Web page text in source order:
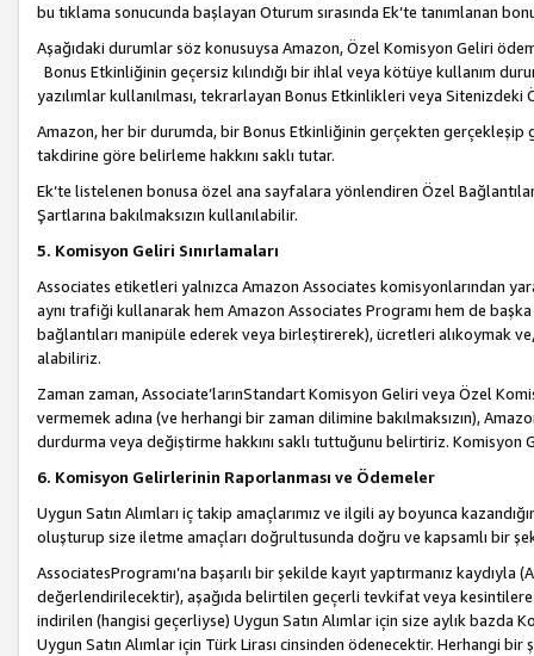
bu tıklama sonucunda başlayan Oturum sırasında Ek’te tanımlanan
Aşağıdaki durumlar söz konusuysa Amazon, Özel Komisyon Geliri
Bonus Etkinliğinin geçersiz kılındığı bir ihlal veya kötüye kullanım
yazılımlar kullanılması, tekrarlayan Bonus Etkinlikleri veya
Amazon, her bir durumda, bir Bonus Etkinliğinin gerçekten gerçekleşip
takdirine göre belirleme hakkını saklı tutar.
Ek’te listelenen bonusa özel ana sayfalara yönlendiren Özel
Şartlarına bakılmaksızın kullanılabilir.
5. Komisyon Geliri Sınırlamaları
Associates etiketleri yalnızca Amazon Associates komisyonlarından
aynı trafiği kullanarak hem Amazon Associates Programı hem de
bağlantıları manipüle ederek veya birleştirerek), ücretleri alıkoymak
alabiliriz.
Zaman zaman, Associate’larınStandart Komisyon Geliri veya Özel
vermemek adına (ve herhangi bir zaman dilimine bakılmaksızın),
durdurma veya değiştirme hakkını saklı tuttuğunu belirtiriz. Komisyon
6. Komisyon Gelirlerinin Raporlanması ve Ödemeler
Uygun Satın Alımları iç takip amaçlarımız ve ilgili ay boyunca
oluşturup size iletme amaçları doğrultusunda doğru ve kapsamlı bir
AssociatesProgramı’na başarılı bir şekilde kayıt yaptırmanız
değerlendirilecektir), aşağıda belirtilen geçerli tevkifat veya
indirilen (hangisi geçerliyse) Uygun Satın Alımlar için size aylık
Uygun Satın Alımlar için Türk Lirası cinsinden ödenecektir. Herhangi